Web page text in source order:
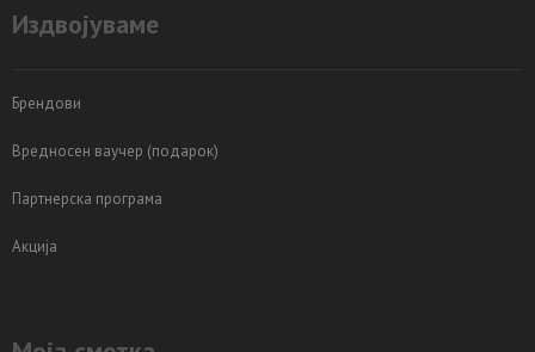
Издвојуваме
Брендови
Вредносен ваучер (подарок)
Партнерска програма
Акција